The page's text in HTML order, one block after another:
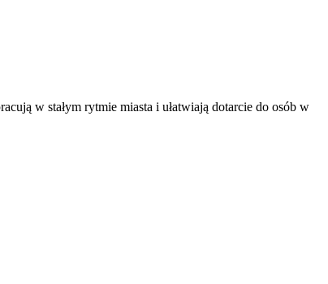
w stałym rytmie miasta i ułatwiają dotarcie do osób w